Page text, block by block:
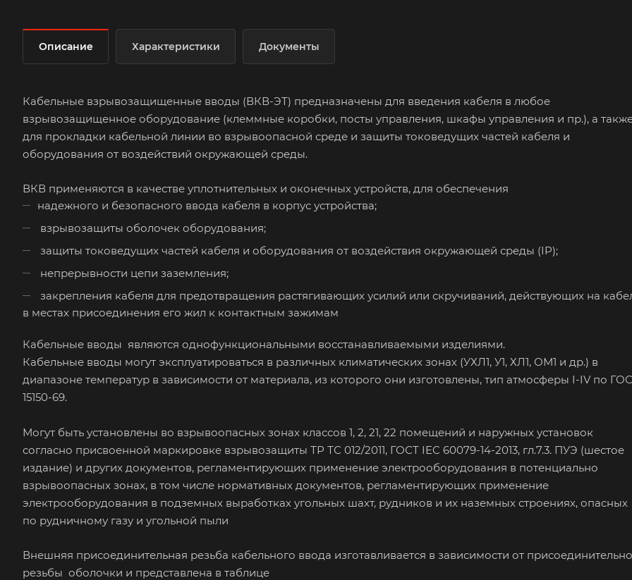
Описание Характеристики Документы
Кабельные взрывозащищенные вводы (ВКВ-ЭТ) предназначены для введения кабеля в любое
взрывозащищенное оборудование (клеммные коробки, посты управления, шкафы управления и пр.), а
для прокладки кабельной линии во взрывоопасной среде и защиты токоведущих частей кабеля и
оборудования от воздействий окружающей среды.
ВКВ применяются в качестве уплотнительных и оконечных устройств, для обеспечения
надежного и безопасного ввода кабеля в корпус устройства;
взрывозащиты оболочек оборудования;
защиты токоведущих частей кабеля и оборудования от воздействия окружающей среды (IP);
непрерывности цепи заземления;
закрепления кабеля для предотвращения растягивающих усилий или скручиваний, действующих на
в местах присоединения его жил к контактным зажимам
Кабельные вводы являются однофункциональными восстанавливаемыми изделиями.
Кабельные вводы могут эксплуатироваться в различных климатических зонах (УХЛ1, У1, ХЛ1, ОМ1 и др.) в
диапазоне температур в зависимости от материала, из которого они изготовлены, тип атмосферы I-IV по
15150-69.
Могут быть установлены во взрывоопасных зонах классов 1, 2, 21, 22 помещений и наружных установок
согласно присвоенной маркировке взрывозащиты ТР ТС 012/2011, ГОСТ IEC 60079-14-2013, гл.7.3. ПУЭ (шестое
издание) и других документов, регламентирующих применение электрооборудования в потенциально
взрывоопасных зонах, в том числе нормативных документов, регламентирующих применение
электрооборудования в подземных выработках угольных шахт, рудников и их наземных строениях, опасных
по рудничному газу и угольной пыли
Внешняя присоединительная резьба кабельного ввода изготавливается в зависимости от
резьбы оболочки и представлена в таблице